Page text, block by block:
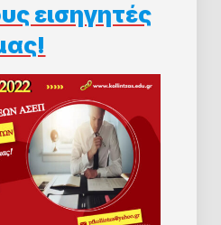
εισηγητές